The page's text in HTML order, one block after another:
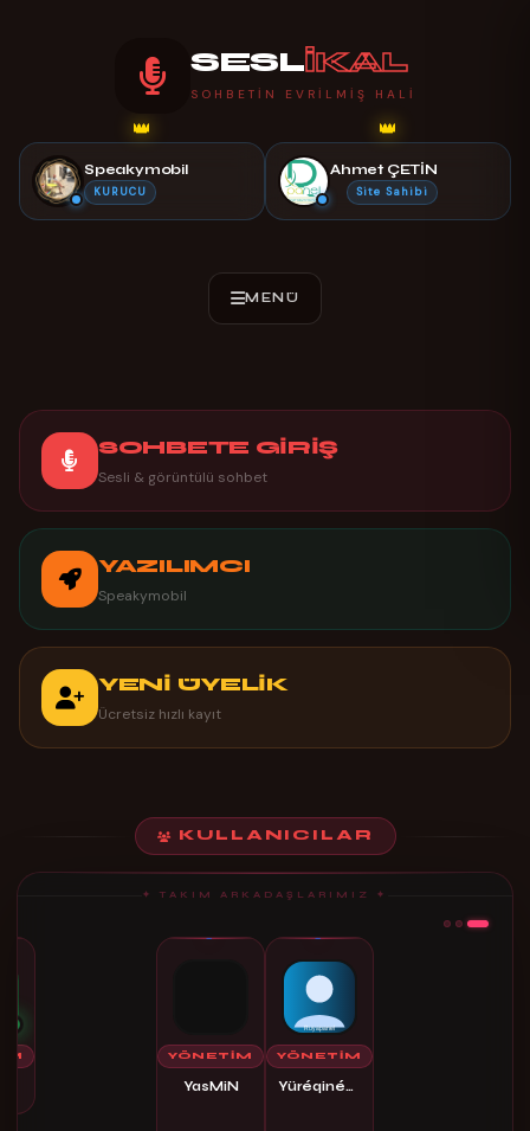
SESLİKAL
SOHBETIN EVRILMIŞ HALI
👑
Speakymobil
KURUCU
👑
Ahmet ÇETİN
Site Sahibi
SOHBETE GİRİŞ
Sesli & görüntülü sohbet
YAZILIMCI
Speakymobil
YENİ ÜYELİK
Ücretsiz hızlı kayıt
KULLANICILAR
✦ TAKIM ARKADAŞLARIMIZ ✦
🚩
YÖNETİM
YasMiN
🚩
YÖNETİM
YüréqinéSor